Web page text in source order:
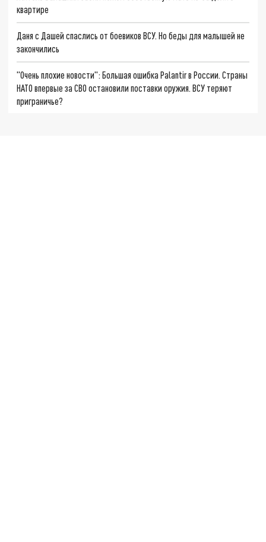
квартире
Даня с Дашей спаслись от боевиков ВСУ. Но беды для малышей не
закончились
"Очень плохие новости": Большая ошибка Palantir в России. Страны
НАТО впервые за СВО остановили поставки оружия. ВСУ теряют
приграничье?